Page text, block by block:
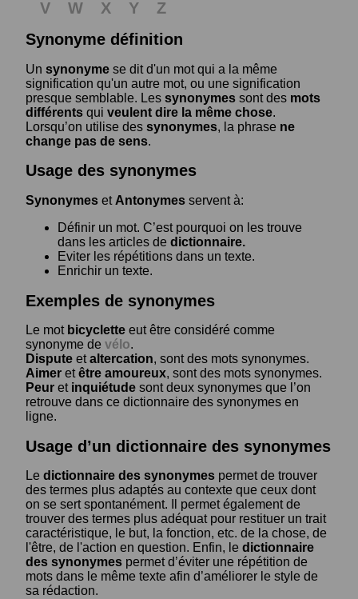
V W X Y
Z
Synonyme définition
Un synonyme se dit d'un mot qui a la même
signification qu'un autre mot, ou une signification
presque semblable. Les synonymes sont des mots
différents qui veulent dire la même chose.
Lorsqu’on utilise des synonymes, la phrase ne
change pas de sens.
Usage des synonymes
Synonymes et Antonymes servent à:
Définir un mot. C’est pourquoi on les trouve
dans les articles de dictionnaire.
Eviter les répétitions dans un texte.
Enrichir un texte.
Exemples de synonymes
Le mot bicyclette eut être considéré comme
synonyme de vélo.
Dispute etaltercation, sont des mots synonymes.
Aimer etêtre amoureux, sont des mots synonymes.
Peur et inquiétude sont deux synonymes que l’on
retrouve dans ce dictionnaire des synonymes en
ligne.
Usage d’un dictionnaire des synonymes
Le dictionnaire des synonymes permet de trouver
des termes plus adaptés au contexte que ceux dont
on se sert spontanément. Il permet également de
trouver des termes plus adéquat pour restituer un trait
caractéristique, le but, la fonction, etc. de la chose, de
l'être, de l'action en question. Enfin, le dictionnaire
des synonymes permet d’éviter une répétition de
mots dans le même texte afin d’améliorer le style de
sa rédaction.